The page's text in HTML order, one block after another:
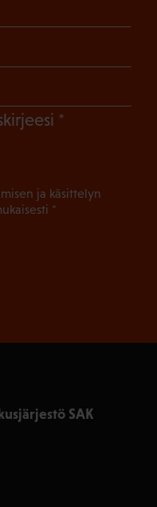
SAK
(Pakollinen)
ja käsittelyn
*